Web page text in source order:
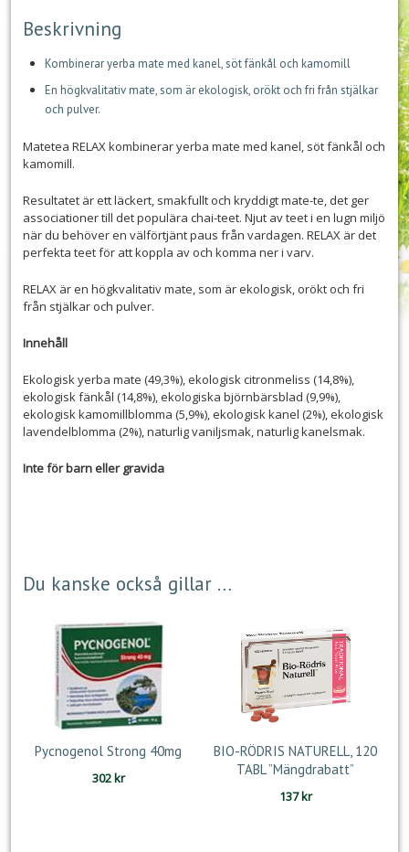
Beskrivning
Kombinerar yerba mate med kanel, söt fänkål och kamomill
En högkvalitativ mate, som är ekologisk, orökt och fri från stjälkar
och pulver.
Matetea RELAX kombinerar yerba mate med kanel, söt fänkål och
kamomill.
Resultatet är ett läckert, smakfullt och kryddigt mate-te, det ger
associationer till det populära chai-teet. Njut av teet i en lugn miljö
när du behöver en välförtjänt paus från vardagen. RELAX är det
perfekta teet för att koppla av och komma ner i varv.
RELAX är en högkvalitativ mate, som är ekologisk, orökt och fri
från stjälkar och pulver.
Innehåll
Ekologisk yerba mate (49,3%), ekologisk citronmeliss (14,8%),
ekologisk fänkål (14,8%), ekologiska björnbärsblad (9,9%),
ekologisk kamomillblomma (5,9%), ekologisk kanel (2%), ekologisk
lavendelblomma (2%), naturlig vaniljsmak, naturlig kanelsmak.
Inte för barn eller gravida
Du kanske också gillar …
Pycnogenol Strong 40mg
302kr
BIO-RÖDRIS NATURELL, 120
TABL ”Mängdrabatt”
137kr